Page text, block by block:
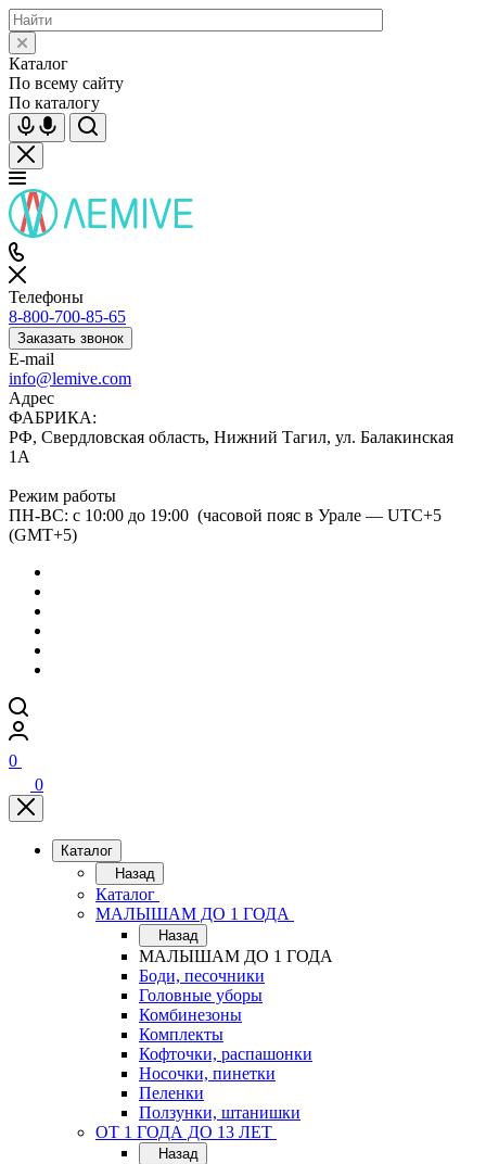
Каталог
По всему сайту
По каталогу
Телефоны
8-800-700-85-65
Заказать звонок
E-mail
info@lemive.com
Адрес
ФАБРИКА:
РФ, Свердловская область, Нижний Тагил, ул. Балакинская
1А
Режим работы
ПН-ВС: с 10:00 до 19:00 (часовой пояс в Урале — UTC+5
(GMT+5)
0
0
Каталог
Назад
Каталог
МАЛЫШАМ ДО 1 ГОДА
Назад
МАЛЫШАМ ДО 1 ГОДА
Боди, песочники
Головные уборы
Комбинезоны
Комплекты
Кофточки, распашонки
Носочки, пинетки
Пеленки
Ползунки, штанишки
ОТ 1 ГОДА ДО 13 ЛЕТ
Назад